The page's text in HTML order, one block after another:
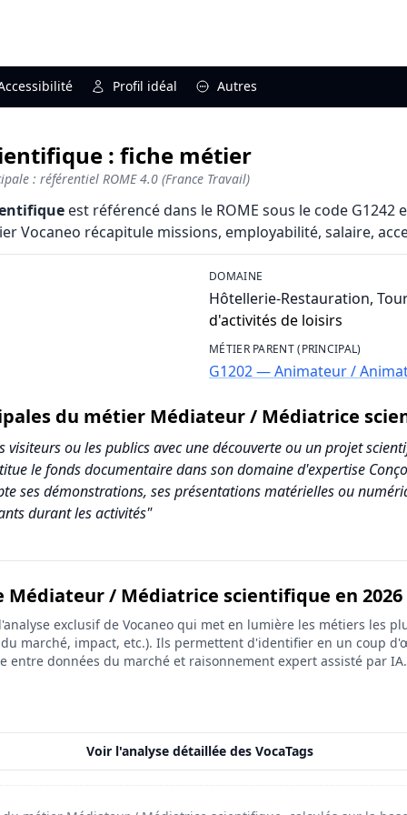
Profil idéal Autres
: fiche métier
: référentiel ROME 4.0 (France Travail)
est référencé dans le ROME sous le code G1242
Vocaneo récapitule missions, employabilité, salaire,
DOMAINE
Hôtellerie-Restauration,
d'activités de loisirs
MÉTIER PARENT (PRINCIPAL)
G1202 — Animateur /
du métier Médiateur / Médiatrice
ou les publics avec une découverte ou un projet
le fonds documentaire dans son domaine d'expertise
ses démonstrations, ses présentations matérielles ou
durant les activités"
/ Médiatrice scientifique en 2026
exclusif de Vocaneo qui met en lumière les métiers les
marché, impact, etc.). Ils permettent d'identifier en un coup
entre données du marché et raisonnement expert assisté par IA.
Voir l'analyse détaillée des VocaTags
Médiatrice scientifique
(sur 10)